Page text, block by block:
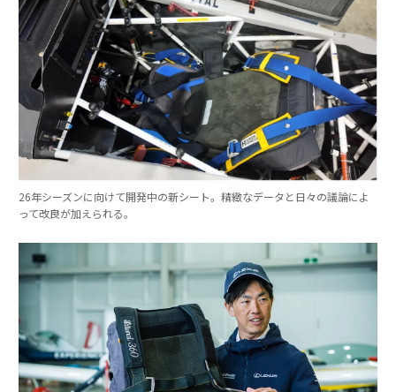
26年シーズンに向けて開発中の新シート。精緻なデータと日々の議論によ
って改良が加えられる。